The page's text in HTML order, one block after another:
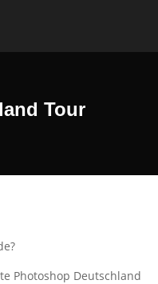
Tour
Photoshop Deutschland